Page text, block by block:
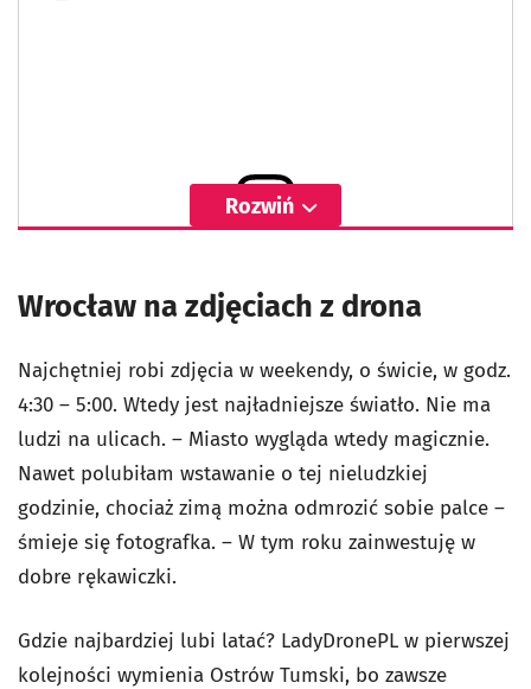
Rozwiń
Wrocław na zdjęciach z drona
Najchętniej robi zdjęcia w weekendy, o świcie, w godz.
4:30 – 5:00. Wtedy jest najładniejsze światło. Nie ma
ludzi na ulicach. – Miasto wygląda wtedy magicznie.
Nawet polubiłam wstawanie o tej nieludzkiej
godzinie, chociaż zimą można odmrozić sobie palce –
śmieje się fotografka. – W tym roku zainwestuję w
dobre rękawiczki.
Gdzie najbardziej lubi latać? LadyDronePL w pierwszej
kolejności wymienia Ostrów Tumski, bo zawsze